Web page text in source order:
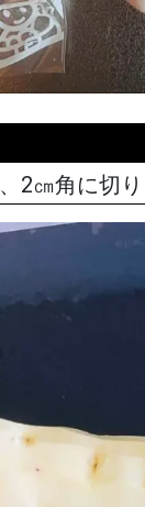
2㎝角に切